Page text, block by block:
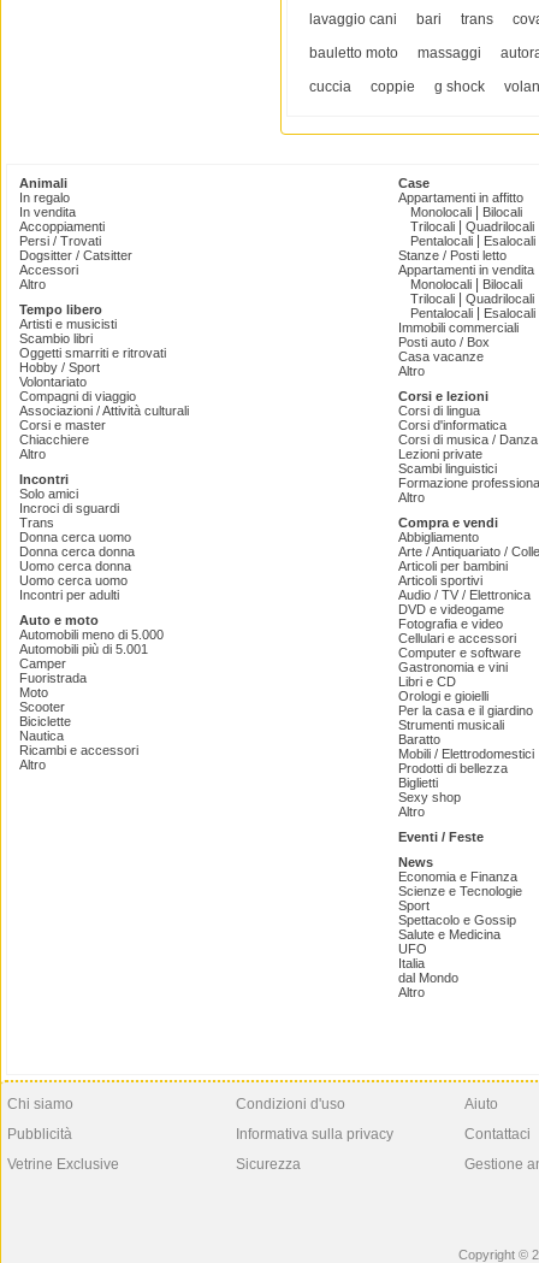
lavaggio cani bari trans
bauletto moto
massaggi
cuccia
coppie g shock
Animali
In regalo
In vendita
Accoppiamenti
Persi / Trovati
Dogsitter / Catsitter
Accessori
Altro
Tempo libero
Artisti e musicisti
Scambio libri
Oggetti smarriti e ritrovati
Hobby / Sport
Volontariato
Compagni di viaggio
Associazioni / Attività culturali
Corsi e master
Chiacchiere
Altro
Incontri
Solo amici
Incroci di sguardi
Trans
Donna cerca uomo
Donna cerca donna
Uomo cerca donna
Uomo cerca uomo
Incontri per adulti
Auto e moto
Automobili meno di 5.000
Automobili più di 5.001
Camper
Fuoristrada
Moto
Scooter
Biciclette
Nautica
Ricambi e accessori
Altro
Case
Appartamenti in affitto
Monolocali
Bilocali
Trilocali
Quadrilocali
Pentalocali
Esalocali
Stanze / Posti letto
Appartamenti in vendita
Monolocali
Bilocali
Trilocali
Quadrilocali
Pentalocali
Esalocali
Immobili commerciali
Posti auto / Box
Casa vacanze
Altro
Corsi e lezioni
Corsi di lingua
Corsi d'informatica
Corsi di musica /
Lezioni private
Scambi linguistici
Formazione
Altro
Compra e vendi
Abbigliamento
Arte / Antiquariato /
Articoli per bambini
Articoli sportivi
Audio / TV / Elettronica
DVD e videogame
Fotografia e video
Cellulari e accessori
Computer e software
Gastronomia e vini
Libri e CD
Orologi e gioielli
Per la casa e il giardino
Strumenti musicali
Baratto
Mobili / Elettrodomestici
Prodotti di bellezza
Biglietti
Sexy shop
Altro
Eventi / Feste
News
Economia e Finanza
Scienze e Tecnologie
Sport
Spettacolo e Gossip
Salute e Medicina
UFO
Italia
dal Mondo
Altro
Chi siamo
Pubblicità
Vetrine Exclusive
Condizioni d'uso
Informativa sulla privacy
Sicurezza
Aiuto
Contattaci
Gestione
Copyright ©